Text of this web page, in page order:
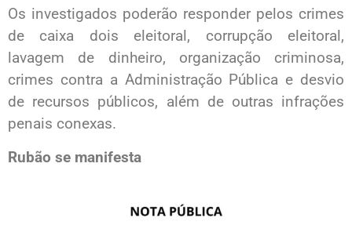
Os investigados poderão responder pelos crimes
de caixa dois eleitoral, corrupção eleitoral,
lavagem de dinheiro, organização criminosa,
crimes contra a Administração Pública e desvio
de recursos públicos, além de outras infrações
penais conexas.
Rubão se manifesta